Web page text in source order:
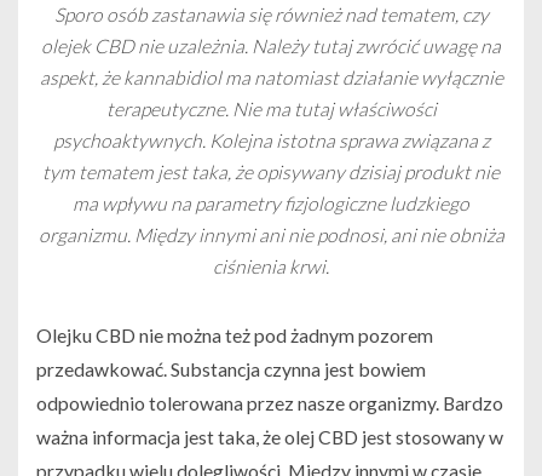
Sporo osób zastanawia się również nad tematem, czy
olejek CBD nie uzależnia. Należy tutaj zwrócić uwagę na
aspekt, że kannabidiol ma natomiast działanie wyłącznie
terapeutyczne. Nie ma tutaj właściwości
psychoaktywnych. Kolejna istotna sprawa związana z
tym tematem jest taka, że opisywany dzisiaj produkt nie
ma wpływu na parametry fizjologiczne ludzkiego
organizmu. Między innymi ani nie podnosi, ani nie obniża
ciśnienia krwi.
Olejku CBD nie można też pod żadnym pozorem
przedawkować. Substancja czynna jest bowiem
odpowiednio tolerowana przez nasze organizmy. Bardzo
ważna informacja jest taka, że olej CBD jest stosowany w
przypadku wielu dolegliwości. Między innymi w czasie